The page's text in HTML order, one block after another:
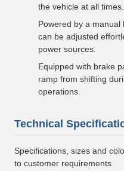
the vehicle at all times.
Powered by a
can be adjusted
power sources.
Equipped with brake
ramp from shifting
operations.
Technical
Specifications, sizes and
to customer requirements